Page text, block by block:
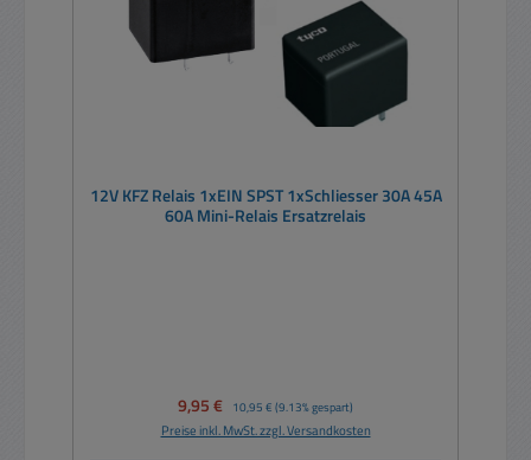
12V KFZ Relais 1xEIN SPST 1xSchliesser 30A 45A
60A Mini-Relais Ersatzrelais
Verkaufspreis:
9,95 € Regulärer Preis:
10,95 € (9.13% gespart)
Preise inkl. MwSt. zzgl. Versandkosten